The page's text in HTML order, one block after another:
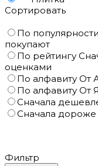
Сортировать
По популярности
покупают
По рейтингу
оценками
По алфавиту От
По алфавиту От
Сначала
Сначала дороже
Фильтр